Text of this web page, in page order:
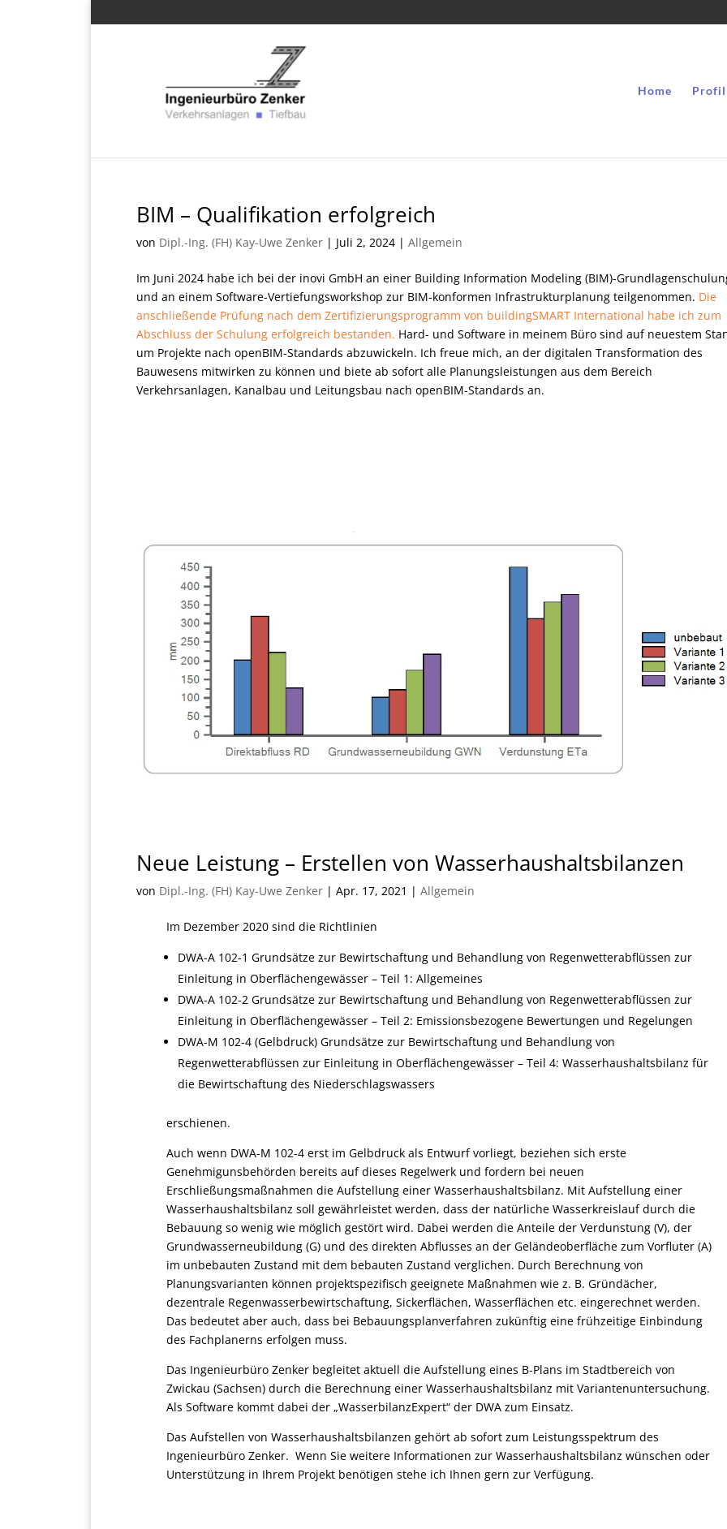
Home Profil
BIM – Qualifikation erfolgreich
von Dipl.-Ing. (FH) Kay-Uwe Zenker | Juli 2, 2024 | Allgemein
Im Juni 2024 habe ich bei der inovi GmbH an einer Building Information Modeling (BIM)-
und an einem Software-Vertiefungsworkshop zur BIM-konformen Infrastrukturplanung teilgenommen. Die
anschließende Prüfung nach dem Zertifizierungsprogramm von buildingSMART International habe ich zum
Abschluss der Schulung erfolgreich bestanden. Hard- und Software in meinem Büro sind auf neuestem
um Projekte nach openBIM-Standards abzuwickeln. Ich freue mich, an der digitalen Transformation des
Bauwesens mitwirken zu können und biete ab sofort alle Planungsleistungen aus dem Bereich
Verkehrsanlagen, Kanalbau und Leitungsbau nach openBIM-Standards an.
Neue Leistung – Erstellen von Wasserhaushaltsbilanzen
von Dipl.-Ing. (FH) Kay-Uwe Zenker | Apr. 17, 2021 | Allgemein
Im Dezember 2020 sind die Richtlinien
DWA-A 102-1 Grundsätze zur Bewirtschaftung und Behandlung von Regenwetterabflüssen zur
Einleitung in Oberflächengewässer – Teil 1: Allgemeines
DWA-A 102-2 Grundsätze zur Bewirtschaftung und Behandlung von Regenwetterabflüssen zur
Einleitung in Oberflächengewässer – Teil 2: Emissionsbezogene Bewertungen und Regelungen
DWA-M 102-4 (Gelbdruck) Grundsätze zur Bewirtschaftung und Behandlung von
Regenwetterabflüssen zur Einleitung in Oberflächengewässer – Teil 4: Wasserhaushaltsbilanz für
die Bewirtschaftung des Niederschlagswassers
erschienen.
Auch wenn DWA-M 102-4 erst im Gelbdruck als Entwurf vorliegt, beziehen sich erste
Genehmigunsbehörden bereits auf dieses Regelwerk und fordern bei neuen
Erschließungsmaßnahmen die Aufstellung einer Wasserhaushaltsbilanz. Mit Aufstellung einer
Wasserhaushaltsbilanz soll gewährleistet werden, dass der natürliche Wasserkreislauf durch die
Bebauung so wenig wie möglich gestört wird. Dabei werden die Anteile der Verdunstung (V), der
Grundwasserneubildung (G) und des direkten Abflusses an der Geländeoberfläche zum Vorfluter (A)
im unbebauten Zustand mit dem bebauten Zustand verglichen. Durch Berechnung von
Planungsvarianten können projektspezifisch geeignete Maßnahmen wie z. B. Gründächer,
dezentrale Regenwasserbewirtschaftung, Sickerflächen, Wasserflächen etc. eingerechnet werden.
Das bedeutet aber auch, dass bei Bebauungsplanverfahren zukünftig eine frühzeitige Einbindung
des Fachplanerns erfolgen muss.
Das Ingenieurbüro Zenker begleitet aktuell die Aufstellung eines B-Plans im Stadtbereich von
Zwickau (Sachsen) durch die Berechnung einer Wasserhaushaltsbilanz mit Variantenuntersuchung.
Als Software kommt dabei der „WasserbilanzExpert“ der DWA zum Einsatz.
Das Aufstellen von Wasserhaushaltsbilanzen gehört ab sofort zum Leistungsspektrum des
Ingenieurbüro Zenker. Wenn Sie weitere Informationen zur Wasserhaushaltsbilanz wünschen oder
Unterstützung in Ihrem Projekt benötigen stehe ich Ihnen gern zur Verfügung.